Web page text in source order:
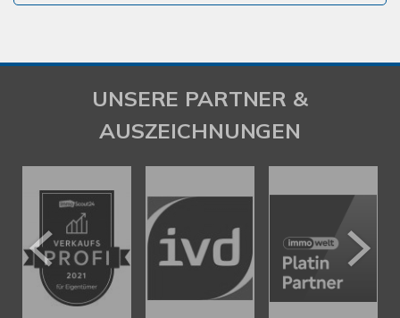
UNSERE PARTNER &
AUSZEICHNUNGEN